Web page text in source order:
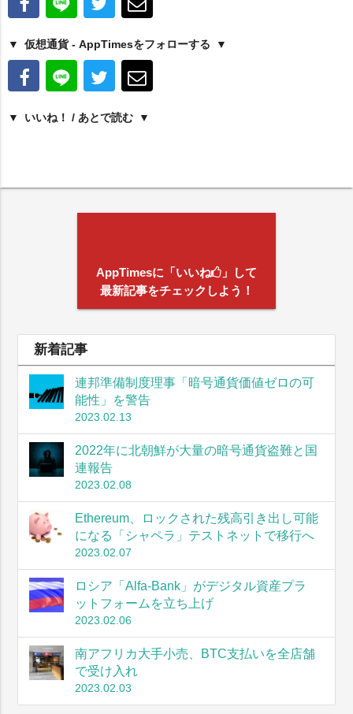
仮想通貨 - AppTimesをフォローする
いいね！ / あとで読む
AppTimesに「いいね
」して
最新記事をチェックしよう！
新着記事
連邦準備制度理事「暗号通貨価値ゼロの可
能性」を警告
2023.02.13
2022年に北朝鮮が大量の暗号通貨盗難と国
連報告
2023.02.08
Ethereum、ロックされた残高引き出し可能
になる「シャペラ」テストネットで移行へ
2023.02.07
ロシア「Alfa-Bank」がデジタル資産プラ
ットフォームを立ち上げ
2023.02.06
南アフリカ大手小売、BTC支払いを全店舗
で受け入れ
2023.02.03